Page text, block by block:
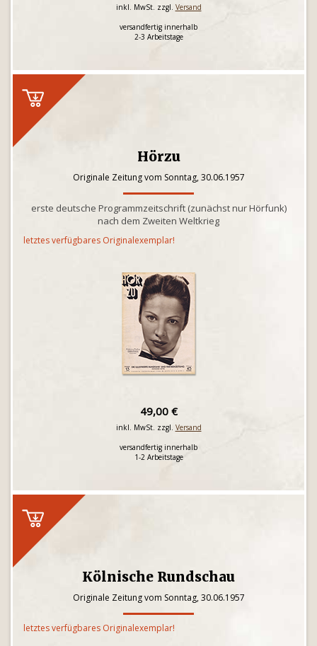
inkl. MwSt. zzgl. Versand
versandfertig innerhalb
2-3 Arbeitstage
Hörzu
Originale Zeitung vom Sonntag, 30.06.1957
erste deutsche Programmzeitschrift (zunächst nur Hörfunk)
nach dem Zweiten Weltkrieg
letztes verfügbares Originalexemplar!
49,00 €
inkl. MwSt. zzgl. Versand
versandfertig innerhalb
1-2 Arbeitstage
Kölnische Rundschau
Originale Zeitung vom Sonntag, 30.06.1957
letztes verfügbares Originalexemplar!